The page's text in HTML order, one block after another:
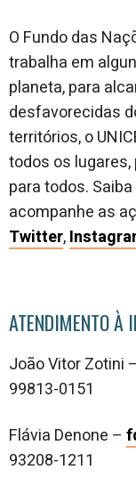
O Fundo das
trabalha em
planeta, para
desfavorecidas
territórios, o
todos os
para todos.
acompanhe as
Twitter,
ATENDIMENTO À
João Vitor Zotini –
99813-0151
Flávia Denone –
93208-1211